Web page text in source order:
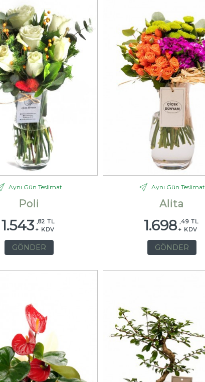
Aynı Gün Teslimat
Poli
1.543 ,82 TL
+ KDV
GÖNDER
Aynı Gün Teslimat
Alita
1.698 ,49 TL
+ KDV
GÖNDER